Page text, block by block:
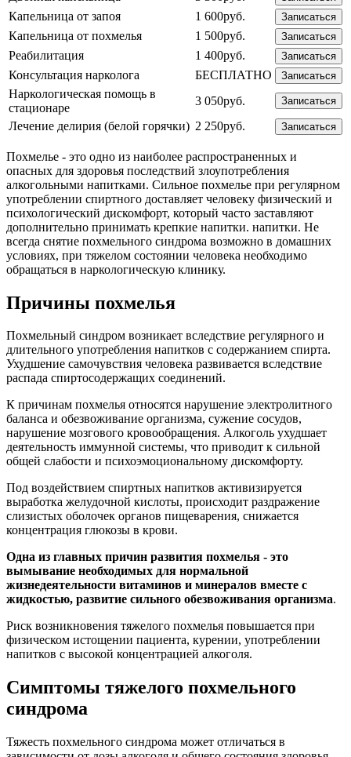
Капельница от запоя 1 600руб. Записаться
Капельница от похмелья 1 500руб. Записаться
Реабилитация 1 400руб. Записаться
Консультация нарколога БЕСПЛАТНО Записаться
Наркологическая помощь в
стационаре
3 050руб. Записаться
Лечение делирия (белой горячки) 2 250руб. Записаться
Похмелье - это одно из наиболее распространенных и
опасных для здоровья последствий злоупотребления
алкогольными напитками. Сильное похмелье при регулярном
употреблении спиртного доставляет человеку физический и
психологический дискомфорт, который часто заставляют
дополнительно принимать крепкие напитки. напитки. Не
всегда снятие похмельного синдрома возможно в домашних
условиях, при тяжелом состоянии человека необходимо
обращаться в наркологическую клинику.
Причины похмелья
Похмельный синдром возникает вследствие регулярного и
длительного употребления напитков с содержанием спирта.
Ухудшение самочувствия человека развивается вследствие
распада спиртосодержащих соединений.
К причинам похмелья относятся нарушение электролитного
баланса и обезвоживание организма, сужение сосудов,
нарушение мозгового кровообращения. Алкоголь ухудшает
деятельность иммунной системы, что приводит к сильной
общей слабости и психоэмоциональному дискомфорту.
Под воздействием спиртных напитков активизируется
выработка желудочной кислоты, происходит раздражение
слизистых оболочек органов пищеварения, снижается
концентрация глюкозы в крови.
Одна из главных причин развития похмелья - это
вымывание необходимых для нормальной
жизнедеятельности витаминов и минералов вместе с
жидкостью, развитие сильного обезвоживания организма.
Риск возникновения тяжелого похмелья повышается при
физическом истощении пациента, курении, употреблении
напитков с высокой концентрацией алкоголя.
Симптомы тяжелого похмельного
синдрома
Тяжесть похмельного синдрома может отличаться в